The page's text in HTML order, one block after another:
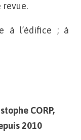
revue.
à l’édifice ; à
CORP,
2010